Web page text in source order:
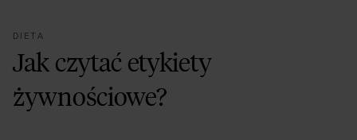
DIETA
Jak czytać etykiety
żywnościowe?